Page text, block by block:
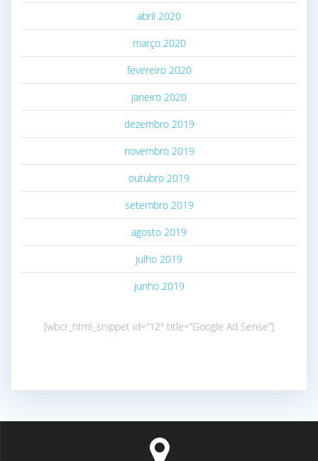
abril 2020
março 2020
fevereiro 2020
janeiro 2020
dezembro 2019
novembro 2019
outubro 2019
setembro 2019
agosto 2019
julho 2019
junho 2019
[wbcr_html_snippet id=”12″ title=”Google Ad Sense”]